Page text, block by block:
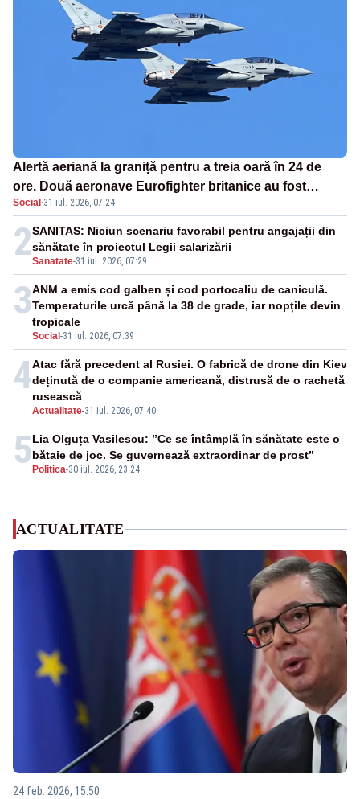
Alertă aeriană la graniță pentru a treia oară în 24 de
ore. Două aeronave Eurofighter britanice au fost
ridicate de la sol
Social ·31 iul. 2026, 07:24
2Sanatate-31 iul. 2026, 07:29
SANITAS: Niciun scenariu favorabil pentru angajații din
sănătate în proiectul Legii salarizării
3
Social -31 iul. 2026, 07:39
ANM a emis cod galben și cod portocaliu de caniculă.
Temperaturile urcă până la 38 de grade, iar nopțile devin
tropicale
4
Actualitate-31 iul. 2026, 07:40
Atac fără precedent al Rusiei. O fabrică de drone din Kiev
deținută de o companie americană, distrusă de o rachetă
rusească
5 Politica-30 iul. 2026, 23:24
Lia Olguța Vasilescu: ”Ce se întâmplă în sănătate este o
bătaie de joc. Se guvernează extraordinar de prost”
ACTUALITATE
24 feb. 2026, 15:50